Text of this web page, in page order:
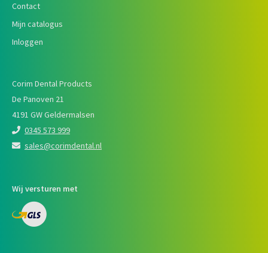
Contact
Mijn catalogus
Inloggen
Corim Dental Products
De Panoven 21
4191 GW Geldermalsen
0345 573 999
sales@corimdental.nl
Wij versturen met